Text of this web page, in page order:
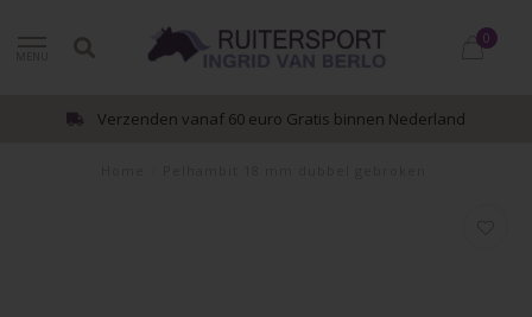
0
Verzenden vanaf 60 euro Gratis binnen Nederland